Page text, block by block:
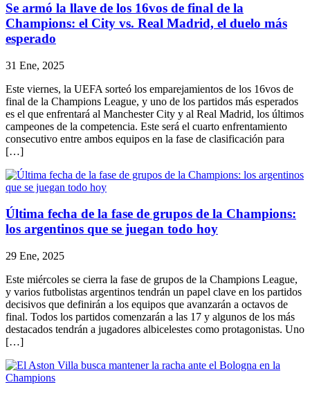
Se armó la llave de los 16vos de final de la
Champions: el City vs. Real Madrid, el duelo más
esperado
31 Ene, 2025
Este viernes, la UEFA sorteó los emparejamientos de los 16vos de
final de la Champions League, y uno de los partidos más esperados
es el que enfrentará al Manchester City y al Real Madrid, los últimos
campeones de la competencia. Este será el cuarto enfrentamiento
consecutivo entre ambos equipos en la fase de clasificación para
[…]
Última fecha de la fase de grupos de la Champions:
los argentinos que se juegan todo hoy
29 Ene, 2025
Este miércoles se cierra la fase de grupos de la Champions League,
y varios futbolistas argentinos tendrán un papel clave en los partidos
decisivos que definirán a los equipos que avanzarán a octavos de
final. Todos los partidos comenzarán a las 17 y algunos de los más
destacados tendrán a jugadores albicelestes como protagonistas. Uno
[…]